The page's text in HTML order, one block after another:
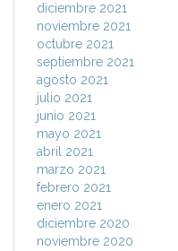
diciembre 2021
noviembre 2021
octubre 2021
septiembre 2021
agosto 2021
julio 2021
junio 2021
mayo 2021
abril 2021
marzo 2021
febrero 2021
enero 2021
diciembre 2020
noviembre 2020